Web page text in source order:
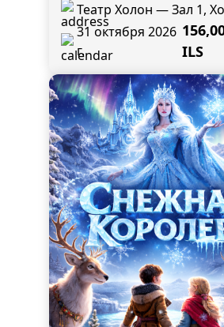
Театр Холон — Зал 1,
Кугель, 11
31 октября 2026
г.
ILS